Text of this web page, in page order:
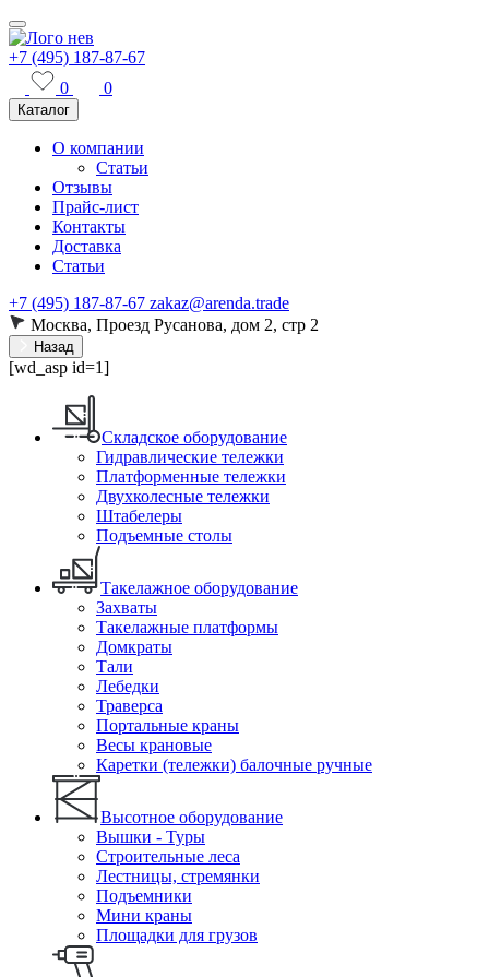
+7 (495) 187-87-67
0
0
Каталог
О компании
Статьи
Отзывы
Прайс-лист
Контакты
Доставка
Статьи
+7 (495) 187-87-67 zakaz@arenda.trade
Москва, Проезд Русанова, дом 2, стр 2
Назад
[wd_asp id=1]
Складское оборудование
Гидравлические тележки
Платформенные тележки
Двухколесные тележки
Штабелеры
Подъемные столы
Такелажное оборудование
Захваты
Такелажные платформы
Домкраты
Тали
Лебедки
Траверса
Портальные краны
Весы крановые
Каретки (тележки) балочные ручные
Высотное оборудование
Вышки - Туры
Строительные леса
Лестницы, стремянки
Подъемники
Мини краны
Площадки для грузов